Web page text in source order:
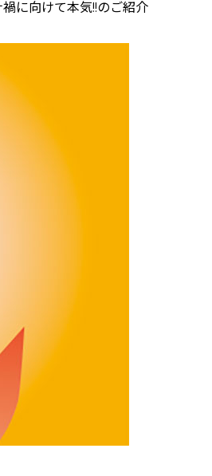
に向けて本気!!のご紹介